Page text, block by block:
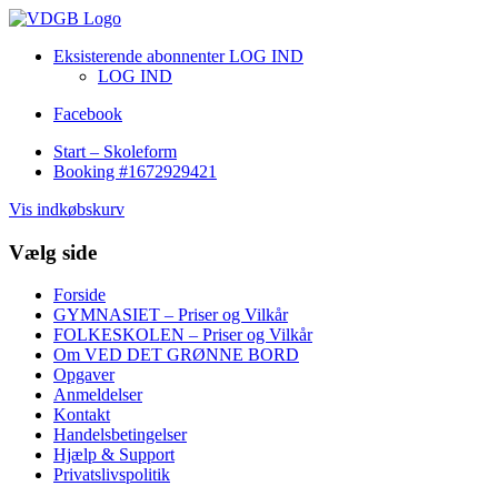
Eksisterende abonnenter LOG IND
LOG IND
Facebook
Start – Skoleform
Booking #1672929421
Vis indkøbskurv
Vælg side
Forside
GYMNASIET – Priser og Vilkår
FOLKESKOLEN – Priser og Vilkår
Om VED DET GRØNNE BORD
Opgaver
Anmeldelser
Kontakt
Handelsbetingelser
Hjælp & Support
Privatslivspolitik